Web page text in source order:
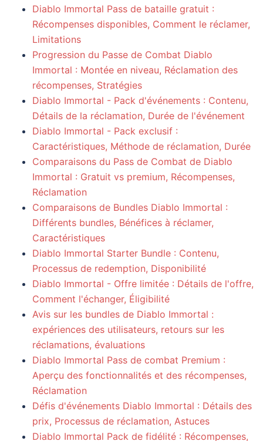
Diablo Immortal Pass de bataille gratuit :
Récompenses disponibles, Comment le réclamer,
Limitations
Progression du Passe de Combat Diablo
Immortal : Montée en niveau, Réclamation des
récompenses, Stratégies
Diablo Immortal - Pack d'événements : Contenu,
Détails de la réclamation, Durée de l'événement
Diablo Immortal - Pack exclusif :
Caractéristiques, Méthode de réclamation, Durée
Comparaisons du Pass de Combat de Diablo
Immortal : Gratuit vs premium, Récompenses,
Réclamation
Comparaisons de Bundles Diablo Immortal :
Différents bundles, Bénéfices à réclamer,
Caractéristiques
Diablo Immortal Starter Bundle : Contenu,
Processus de redemption, Disponibilité
Diablo Immortal - Offre limitée : Détails de l'offre,
Comment l'échanger, Éligibilité
Avis sur les bundles de Diablo Immortal :
expériences des utilisateurs, retours sur les
réclamations, évaluations
Diablo Immortal Pass de combat Premium :
Aperçu des fonctionnalités et des récompenses,
Réclamation
Défis d'événements Diablo Immortal : Détails des
prix, Processus de réclamation, Astuces
Diablo Immortal Pack de fidélité : Récompenses,